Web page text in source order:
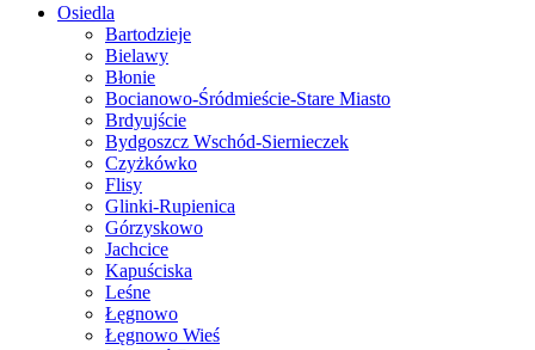
Osiedla
Bartodzieje
Bielawy
Błonie
Bocianowo-Śródmieście-Stare Miasto
Brdyujście
Bydgoszcz Wschód-Siernieczek
Czyżkówko
Flisy
Glinki-Rupienica
Górzyskowo
Jachcice
Kapuściska
Leśne
Łęgnowo
Łęgnowo Wieś